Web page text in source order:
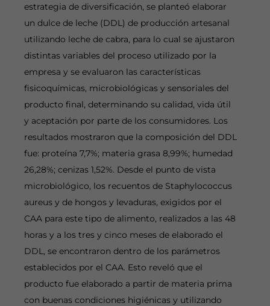
estrategia de diversificación, se planteó elaborar
un dulce de leche (DDL) de producción artesanal
utilizando leche de cabra, para lo cual se ajustaron
distintas variables del proceso utilizado por la
empresa y se evaluaron las características
fisicoquímicas, microbiológicas y sensoriales del
producto final, determinando su calidad, vida útil
y aceptación por parte de los consumidores. Los
resultados mostraron que la composición del DDL
fue: proteína 7,7%; materia grasa 8,99%; humedad
26,28%; cenizas 1,52%. Desde el punto de vista
microbiológico, los recuentos de Staphylococcus
aureus y de hongos y levaduras, exigidos por el
CAA para este tipo de alimento, realizados a las 48
horas y a los tres y cinco meses de elaborado el
DDL, se encontraron dentro de los parámetros
establecidos por el CAA. Esto reveló que el
producto fue elaborado a partir de materia prima
con buenas condiciones higiénicas y utilizando